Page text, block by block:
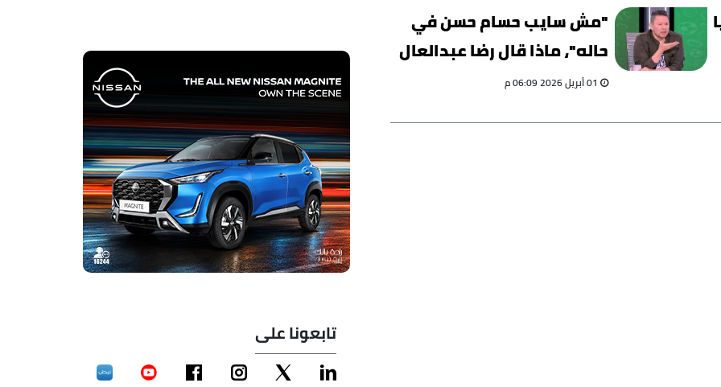
"مش سايب حسام حسن في
حاله"، ماذا قال رضا عبدالعال
قبل وبعد مباراة إسبانيا؟
تابعونا على